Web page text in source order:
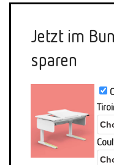
Jetzt im
sparen